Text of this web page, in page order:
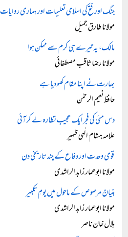
جنگ اور فتح کی اسلامی تعلیمات اور ہماری روایات
مولانا طارق جمیل
مالک، یہ تیرے ہی کرم سے ممکن ہوا
مولانا رضا ثاقب مصطفائی
بھارت نے اپنا مقام کھو دیا ہے
حافظ نعیم الرحمٰن
دس مئی کی فجر ایک عجیب نظارہ لے کر آئی
علامہ ہشام الٰہی ظہیر
قومی وحدت اور دفاع کے چند تاریخی دن
مولانا ابوعمار زاہد الراشدی
بنیانٌ مرصوص کے ماحول میں یومِ تکبیر
مولانا ابوعمار زاہد الراشدی
ہلال خان ناصر